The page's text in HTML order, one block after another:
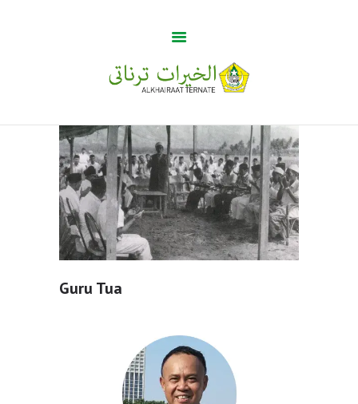
Home
Khabar
BUMA
Profile
Gallery
Guru Tua